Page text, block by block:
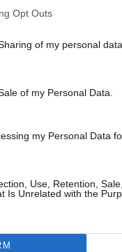
Opt Outs
of my personal data.
of my Personal Data.
my Personal Data
Use, Retention,
Is Unrelated with the
συλλογής
οίκου